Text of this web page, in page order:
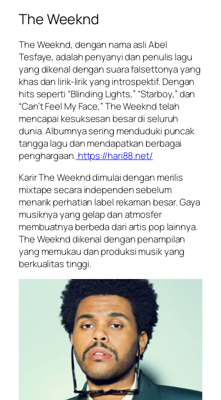
The Weeknd
The Weeknd, dengan nama asli Abel
Tesfaye, adalah penyanyi dan penulis lagu
yang dikenal dengan suara falsettonya yang
khas dan lirik-lirik yang introspektif. Dengan
hits seperti “Blinding Lights,” “Starboy,” dan
“Can’t Feel My Face,” The Weeknd telah
mencapai kesuksesan besar di seluruh
dunia. Albumnya sering menduduki puncak
tangga lagu dan mendapatkan berbagai
penghargaan. https://hari88.net/
Karir The Weeknd dimulai dengan merilis
mixtape secara independen sebelum
menarik perhatian label rekaman besar. Gaya
musiknya yang gelap dan atmosfer
membuatnya berbeda dari artis pop lainnya.
The Weeknd dikenal dengan penampilan
yang memukau dan produksi musik yang
berkualitas tinggi.